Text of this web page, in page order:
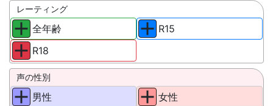
レーティング
全年齢
R18
R15
声の性別
男性
女性